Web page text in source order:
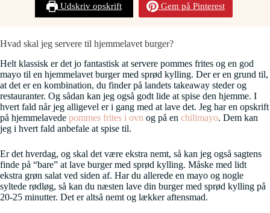
Udskriv opskrift Gem på Pinterest
Hvad skal jeg servere til hjemmelavet burger?
Helt klassisk er det jo fantastisk at servere pommes frites og en god
mayo til en hjemmelavet burger med sprød kylling. Der er en grund til,
at det er en kombination, du finder på landets takeaway steder og
restauranter. Og sådan kan jeg også godt lide at spise den hjemme. I
hvert fald når jeg alligevel er i gang med at lave det. Jeg har en opskrift
på hjemmelavede pommes frites i ovn og på en chilimayo. Dem kan
jeg i hvert fald anbefale at spise til.
Er det hverdag, og skal det være ekstra nemt, så kan jeg også sagtens
finde på “bare” at lave burger med sprød kylling. Måske med lidt
ekstra grøn salat ved siden af. Har du allerede en mayo og nogle
syltede rødløg, så kan du næsten lave din burger med sprød kylling på
20-25 minutter. Det er altså nemt og lækker aftensmad.